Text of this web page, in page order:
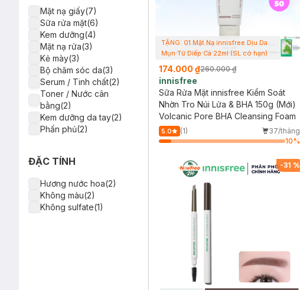
Mặt nạ giấy(7)
Sữa rửa mặt(6)
Kem dưỡng(4)
Mặt nạ rửa(3)
Kẻ mày(3)
Bộ chăm sóc da(3)
Serum / Tinh chất(2)
Toner / Nước cân
bằng(2)
Kem dưỡng da tay(2)
Phấn phủ(2)
ĐẶC TÍNH
Hương nước hoa(2)
Không màu(2)
Không sulfate(1)
TẶNG: 01 Mặt Nạ innisfree Dịu Da
Mụn Từ Diếp Cá 22ml (SL có hạn)
174.000 ₫260.000 ₫
innisfree
Sữa Rửa Mặt innisfree Kiểm Soát
Nhờn Tro Núi Lửa & BHA 150g (Mới)
Volcanic Pore BHA Cleansing Foam
5.0 (1)
37/tháng
10%
-31 %